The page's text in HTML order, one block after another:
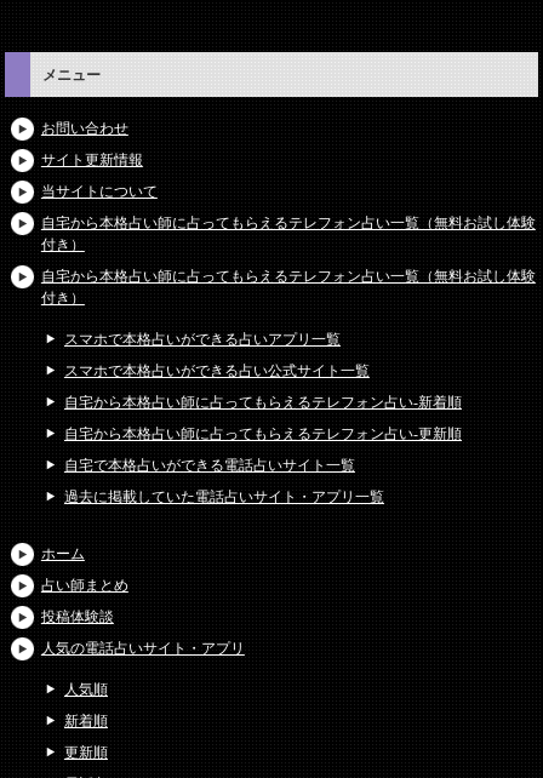
メニュー
お問い合わせ
サイト更新情報
当サイトについて
自宅から本格占い師に占ってもらえるテレフォン占い一覧（無料お試し体験
付き）
自宅から本格占い師に占ってもらえるテレフォン占い一覧（無料お試し体験
付き）
スマホで本格占いができる占いアプリ一覧
スマホで本格占いができる占い公式サイト一覧
自宅から本格占い師に占ってもらえるテレフォン占い-新着順
自宅から本格占い師に占ってもらえるテレフォン占い-更新順
自宅で本格占いができる電話占いサイト一覧
過去に掲載していた電話占いサイト・アプリ一覧
ホーム
占い師まとめ
投稿体験談
人気の電話占いサイト・アプリ
人気順
新着順
更新順